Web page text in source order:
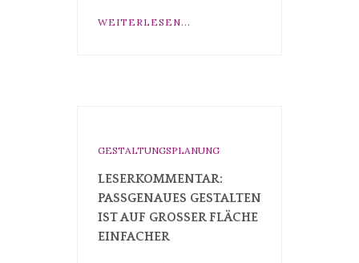
WEITERLESEN...
GESTALTUNGSPLANUNG
LESERKOMMENTAR:
PASSGENAUES GESTALTEN
IST AUF GROSSER FLÄCHE E
INFACHER